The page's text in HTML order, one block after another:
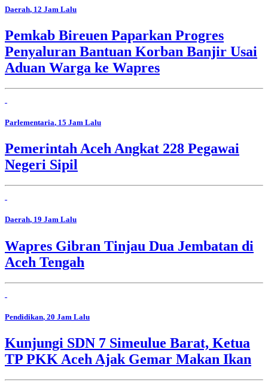
Daerah, 12 Jam Lalu
Pemkab Bireuen Paparkan Progres
Penyaluran Bantuan Korban Banjir Usai
Aduan Warga ke Wapres
Parlementaria, 15 Jam Lalu
Pemerintah Aceh Angkat 228 Pegawai
Negeri Sipil
Daerah, 19 Jam Lalu
Wapres Gibran Tinjau Dua Jembatan di
Aceh Tengah
Pendidikan, 20 Jam Lalu
Kunjungi SDN 7 Simeulue Barat, Ketua
TP PKK Aceh Ajak Gemar Makan Ikan